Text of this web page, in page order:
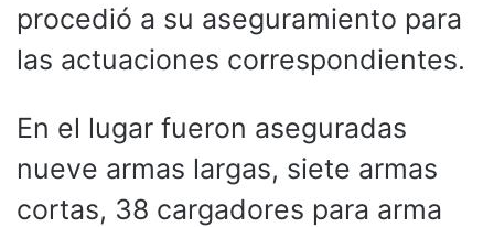
procedió a su aseguramiento para
las actuaciones correspondientes.
En el lugar fueron aseguradas
nueve armas largas, siete armas
cortas, 38 cargadores para arma